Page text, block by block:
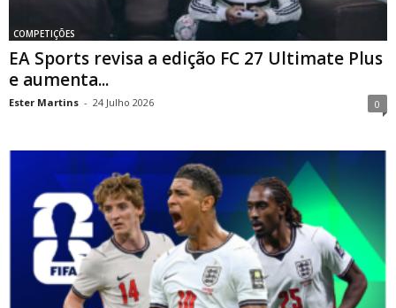
COMPETIÇÕES
EA Sports revisa a edição FC 27 Ultimate Plus
e aumenta...
Ester Martins - 24 Julho 2026 0